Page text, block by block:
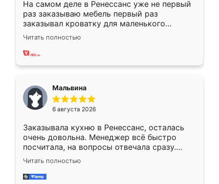
На самом деле в Ренессанс уже не первый
раз заказываю мебель первый раз
заказывал кроватку для маленького
ребёнка при его рождении ,во второй раз
заказал шкаф-купе. По качеству очень
хорошее сборка достаточно быстрая,
меньше, здесь же он более разнообразный.
Мне нравится ,если что-то потребуется из
мебели буду заказывать только здесь.
Читать полностью
Мальвина
6 августа 2026
Заказывала кухню в Ренессанс, осталась
очень довольна. Менеджер всё быстро
посчитала, на вопросы отвечала сразу.
Замерщик приехал в субботу, подошёл к
делу со всей ответственностью. Собрали
за день, ребята работали аккуратно, даже
Читать полностью